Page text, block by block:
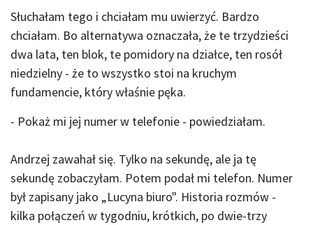
Słuchałam tego i chciałam mu uwierzyć. Bardzo
chciałam. Bo alternatywa oznaczała, że te trzydzieści
dwa lata, ten blok, te pomidory na działce, ten rosół
niedzielny - że to wszystko stoi na kruchym
fundamencie, który właśnie pęka.
- Pokaż mi jej numer w telefonie - powiedziałam.
Andrzej zawahał się. Tylko na sekundę, ale ja tę
sekundę zobaczyłam. Potem podał mi telefon. Numer
był zapisany jako „Lucyna biuro". Historia rozmów -
kilka połączeń w tygodniu, krótkich, po dwie-trzy